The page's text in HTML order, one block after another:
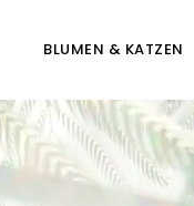
BLUMEN & KATZEN